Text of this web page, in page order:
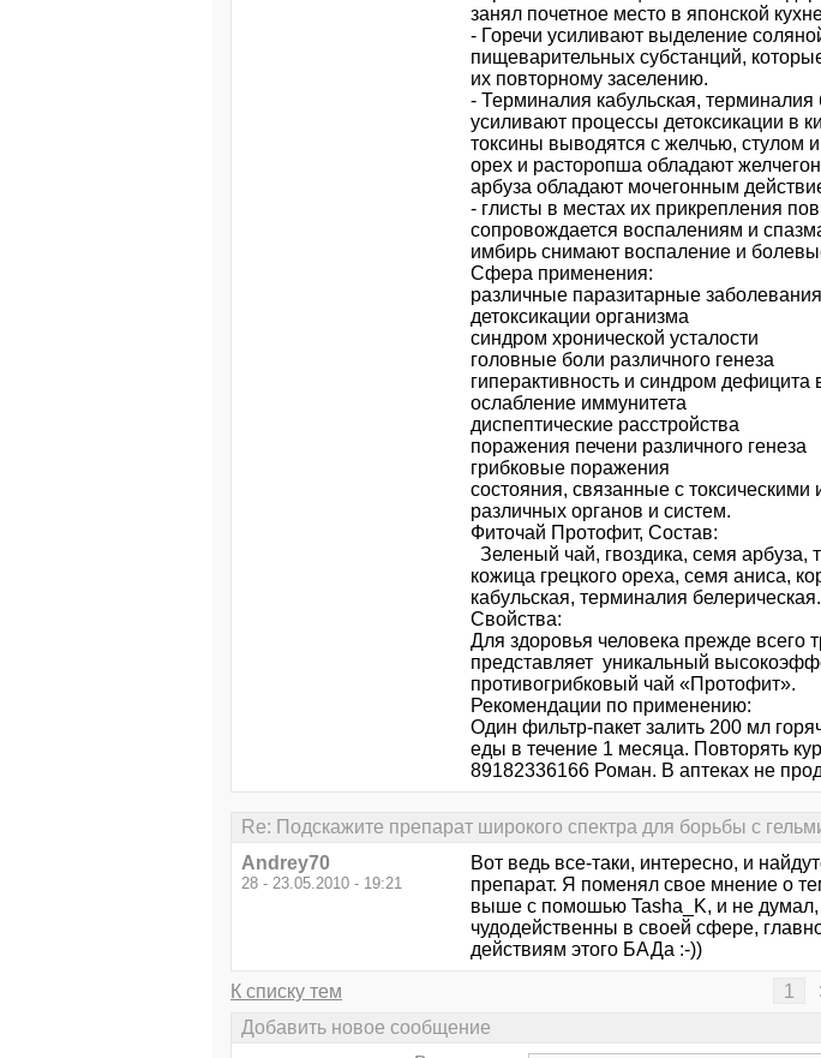
занял почетное место в японской
- Горечи усиливают выделение
пищеварительных субстанций,
их повторному заселению.
- Терминалия кабульская,
усиливают процессы детоксикации в
токсины выводятся с желчью, стулом
орех и расторопша обладают
арбуза обладают мочегонным
- глисты в местах их прикрепления
сопровождается воспалениям и
имбирь снимают воспаление и
Сфера применения:
различные паразитарные
детоксикации организма
синдром хронической усталости
головные боли различного генеза
гиперактивность и синдром дефицита
ослабление иммунитета
диспептические расстройства
поражения печени различного генеза
грибковые поражения
состояния, связанные с
различных органов и систем.
Фиточай Протофит, Состав:
Зеленый чай, гвоздика, семя арбуза,
кожица грецкого ореха, семя аниса,
кабульская, терминалия белерическая.
Свойства:
Для здоровья человека прежде
представляет уникальный
противогрибковый чай «Протофит».
Рекомендации по применению:
Один фильтр-пакет залить 200 мл
еды в течение 1 месяца. Повторять
89182336166 Роман. В аптеках не
Re: Подскажите препарат широкого спектра для борьбы с
Andrey70
28 - 23.05.2010 - 19:21
Вот ведь все-таки, интересно, и
препарат. Я поменял свое мнение о
выше с помошью Tasha_K, и не
чудодейственны в своей сфере,
действиям этого БАДа :-))
К списку тем 1
Добавить новое сообщение